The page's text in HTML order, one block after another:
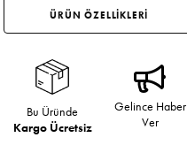
ÜRÜN ÖZELLİKLERİ
Bu Üründe
Kargo Ücretsiz
Gelince Haber
Ver